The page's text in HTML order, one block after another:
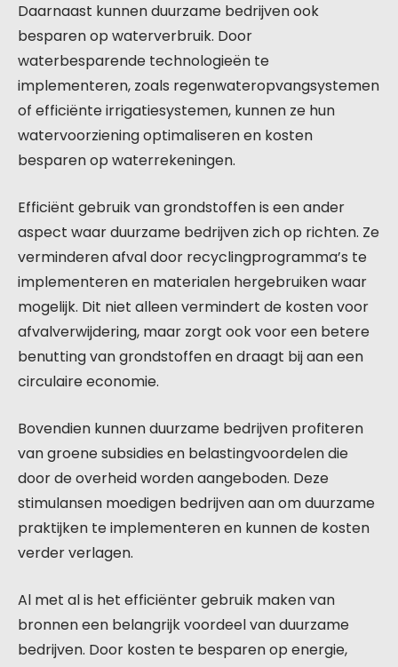
Daarnaast kunnen duurzame bedrijven ook
besparen op waterverbruik. Door
waterbesparende technologieën te
implementeren, zoals regenwateropvangsystemen
of efficiënte irrigatiesystemen, kunnen ze hun
watervoorziening optimaliseren en kosten
besparen op waterrekeningen.
Efficiënt gebruik van grondstoffen is een ander
aspect waar duurzame bedrijven zich op richten. Ze
verminderen afval door recyclingprogramma’s te
implementeren en materialen hergebruiken waar
mogelijk. Dit niet alleen vermindert de kosten voor
afvalverwijdering, maar zorgt ook voor een betere
benutting van grondstoffen en draagt bij aan een
circulaire economie.
Bovendien kunnen duurzame bedrijven profiteren
van groene subsidies en belastingvoordelen die
door de overheid worden aangeboden. Deze
stimulansen moedigen bedrijven aan om duurzame
praktijken te implementeren en kunnen de kosten
verder verlagen.
Al met al is het efficiënter gebruik maken van
bronnen een belangrijk voordeel van duurzame
bedrijven. Door kosten te besparen op energie,